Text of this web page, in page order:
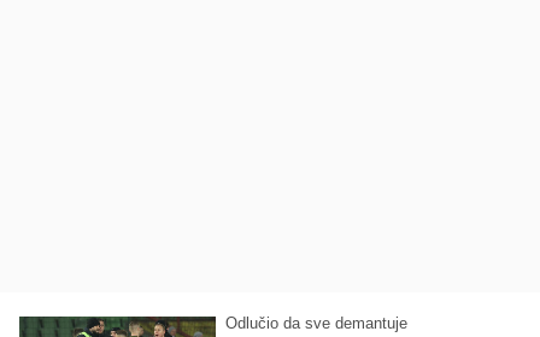
Odlučio da sve demantuje